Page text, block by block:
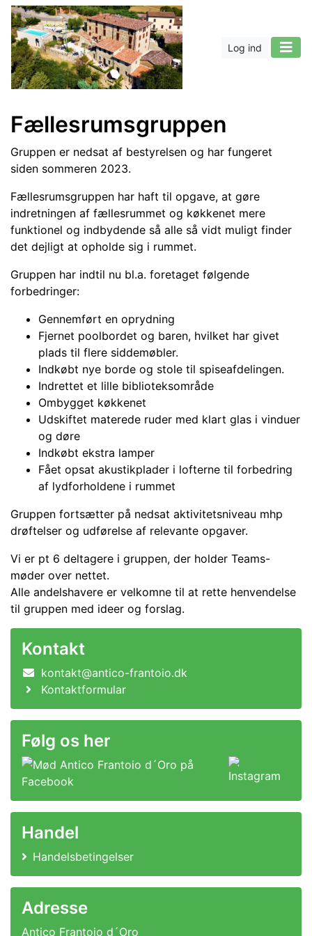
Log ind
Fællesrumsgruppen
Gruppen er nedsat af bestyrelsen og har fungeret
siden sommeren 2023.
Fællesrumsgruppen har haft til opgave, at gøre
indretningen af fællesrummet og køkkenet mere
funktionel og indbydende så alle så vidt muligt finder
det dejligt at opholde sig i rummet.
Gruppen har indtil nu bl.a. foretaget følgende
forbedringer:
Gennemført en oprydning
Fjernet poolbordet og baren, hvilket har givet
plads til flere siddemøbler.
Indkøbt nye borde og stole til spiseafdelingen.
Indrettet et lille biblioteksområde
Ombygget køkkenet
Udskiftet materede ruder med klart glas i vinduer
og døre
Indkøbt ekstra lamper
Fået opsat akustikplader i lofterne til forbedring
af lydforholdene i rummet
Gruppen fortsætter på nedsat aktivitetsniveau mhp
drøftelser og udførelse af relevante opgaver.
Vi er pt 6 deltagere i gruppen, der holder Teams-
møder over nettet.
Alle andelshavere er velkomne til at rette henvendelse
til gruppen med ideer og forslag.
Kontakt
kontakt@antico-frantoio.dk
Kontaktformular
Følg os her
Handel
Handelsbetingelser
Adresse
Antico Frantoio d´Oro